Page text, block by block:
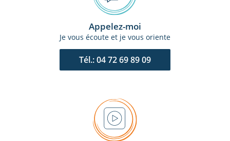
Appelez-moi
Je vous écoute et je vous oriente
Tél.: 04 72 69 89 09